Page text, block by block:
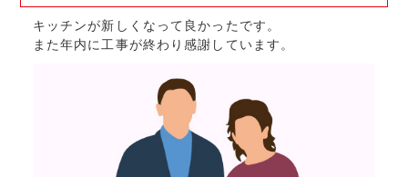
キッチンが新しくなって良かったです。
また年内に工事が終わり感謝しています。